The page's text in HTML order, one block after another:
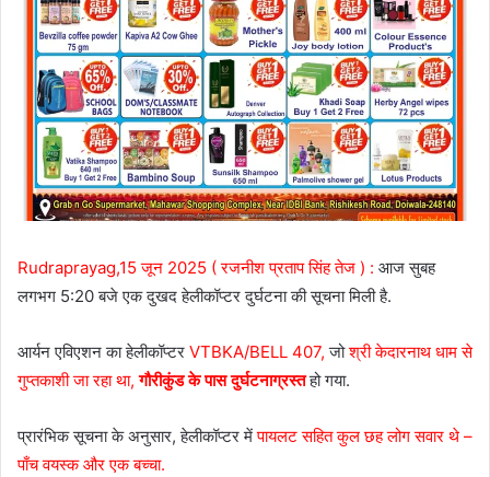
Rudraprayag,15 जून 2025 ( रजनीश प्रताप सिंह तेज ) : आज सुबह
लगभग 5:20 बजे एक दुखद हेलीकॉप्टर दुर्घटना की सूचना मिली है.
आर्यन एविएशन का हेलीकॉप्टर VTBKA/BELL 407, जोश्री केदारनाथ धाम से
गुप्तकाशी जा रहा था, गौरीकुंड के पास दुर्घटनाग्रस्तहो गया.
प्रारंभिक सूचना के अनुसार, हेलीकॉप्टर मेंपायलट सहित कुल छह लोग सवार थे –
पाँच वयस्क और एक बच्चा.